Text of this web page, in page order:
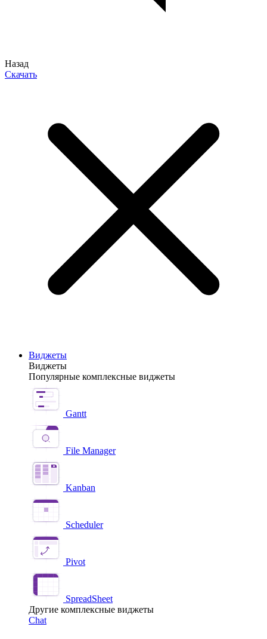
Назад
Скачать
Виджеты
Виджеты
Популярные комплексные виджеты
Gantt
File Manager
Kanban
Scheduler
Pivot
SpreadSheet
Другие комплексные виджеты
Chat